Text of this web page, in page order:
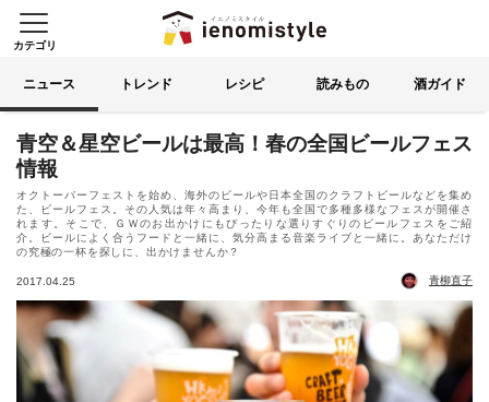
イエノミスタイル 家飲みを楽
カテゴリ
る
ニュース トレンド レシピ 読みもの 酒ガイド
青空＆星空ビールは最高！春の全国ビールフェス
情報
オクトーバーフェストを始め、海外のビールや日本全国のクラフトビールなどを集め
た、ビールフェス。その人気は年々高まり、今年も全国で多種多様なフェスが開催さ
れます。そこで、ＧＷのお出かけにもぴったりな選りすぐりのビールフェスをご紹
介。ビールによく合うフードと一緒に、気分高まる音楽ライブと一緒に。あなただけ
の究極の一杯を探しに、出かけませんか？
2017.04.25 青柳直子